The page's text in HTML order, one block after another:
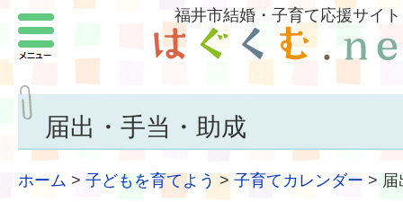
福井市結婚・子育て応援サイト
届出・手当・助成
ホーム > 子どもを育てよう > 子育てカレンダー >
メニュー
結婚したい
子どもがほしい